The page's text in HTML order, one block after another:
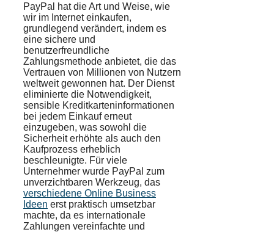
PayPal hat die Art und Weise, wie
wir im Internet einkaufen,
grundlegend verändert, indem es
eine sichere und
benutzerfreundliche
Zahlungsmethode anbietet, die das
Vertrauen von Millionen von Nutzern
weltweit gewonnen hat. Der Dienst
eliminierte die Notwendigkeit,
sensible Kreditkarteninformationen
bei jedem Einkauf erneut
einzugeben, was sowohl die
Sicherheit erhöhte als auch den
Kaufprozess erheblich
beschleunigte. Für viele
Unternehmer wurde PayPal zum
unverzichtbaren Werkzeug, das
verschiedene Online Business
Ideen erst praktisch umsetzbar
machte, da es internationale
Zahlungen vereinfachte und